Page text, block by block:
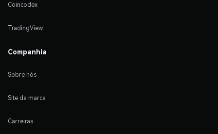
Coincodex
TradingView
Companhia
Sobre nós
Site da marca
Carreiras